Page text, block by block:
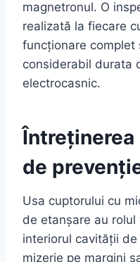
magnetronul. O
realizată la fiecare
funcționare complet
considerabil durata
electrocasnic.
de
Usa cuptorului cu
de etanșare au
interiorul cavității
mizerie pe margini